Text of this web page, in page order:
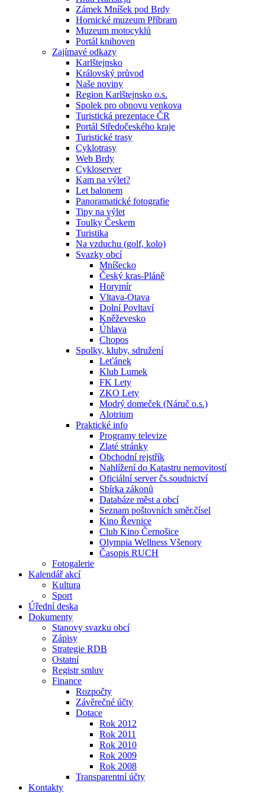
Zámek Mníšek pod Brdy
Hornické muzeum Příbram
Muzeum motocyklů
Portál knihoven
Zajímavé odkazy
Karlštejnsko
Královský průvod
Naše noviny
Region Karlštejnsko o.s.
Spolek pro obnovu venkova
Turistická prezentace ČR
Portál Středočeského kraje
Turistické trasy
Cyklotrasy
Web Brdy
Cykloserver
Kam na výlet?
Let balonem
Panoramatické fotografie
Tipy na výlet
Toulky Českem
Turistika
Na vzduchu (golf, kolo)
Svazky obcí
Mníšecko
Český kras-Pláně
Horymír
Vltava-Otava
Dolní Povltaví
Kněževesko
Úhlava
Chopos
Spolky, kluby, sdružení
Leťánek
Klub Lumek
FK Lety
ZKO Lety
Modrý domeček (Náruč o.s.)
Alotrium
Praktické info
Programy televize
Zlaté stránky
Obchodní rejstřík
Nahlížení do Katastru nemovitostí
Oficiální server čs.soudnictví
Sbírka zákonů
Databáze měst a obcí
Seznam poštovních směr.čísel
Kino Řevnice
Club Kino Černošice
Olympia Wellness Všenory
Časopis RUCH
Fotogalerie
Kalendář akcí
Kultura
Sport
Úřední deska
Dokumenty
Stanovy svazku obcí
Zápisy
Strategie RDB
Ostatní
Registr smluv
Finance
Rozpočty
Závěrečné účty
Dotace
Rok 2012
Rok 2011
Rok 2010
Rok 2009
Rok 2008
Transparentní účty
Kontakty